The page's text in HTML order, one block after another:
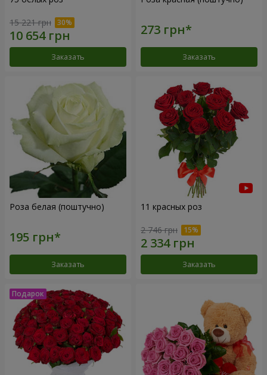
15 221 грн
Заказать Заказать
Роза белая (поштучно)
Заказать
11 красных роз
2 746 грн
Заказать